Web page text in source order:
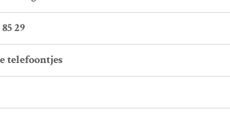
29
telefoontjes